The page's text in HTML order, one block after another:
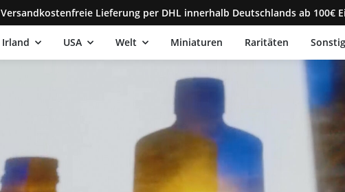
Versandkostenfreie Lieferung per DHL innerhalb Deutschlands ab 100€
Irland USA Welt Miniaturen Raritäten